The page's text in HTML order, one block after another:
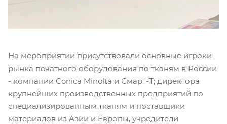
На мероприятии присутствовали основные игроки
рынка печатного оборудования по тканям в России
- компании Conica Minolta и Смарт-Т; директора
крупнейших производственных предприятий по
специализированным тканям и поставщики
материалов из Азии и Европы, учредители